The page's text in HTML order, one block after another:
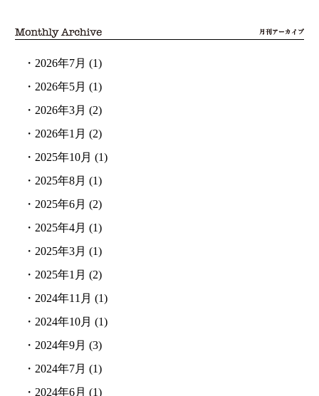
・ 2026年7月 (1)
・ 2026年5月 (1)
・ 2026年3月 (2)
・ 2026年1月 (2)
・ 2025年10月 (1)
・ 2025年8月 (1)
・ 2025年6月 (2)
・ 2025年4月 (1)
・ 2025年3月 (1)
・ 2025年1月 (2)
・ 2024年11月 (1)
・ 2024年10月 (1)
・ 2024年9月 (3)
・ 2024年7月 (1)
・ 2024年6月 (1)